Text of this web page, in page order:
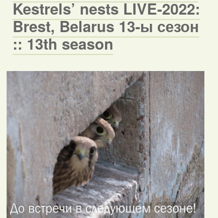
Kestrels’ nests LIVE-2022:
Brest, Belarus 13-ы сезон
:: 13th season